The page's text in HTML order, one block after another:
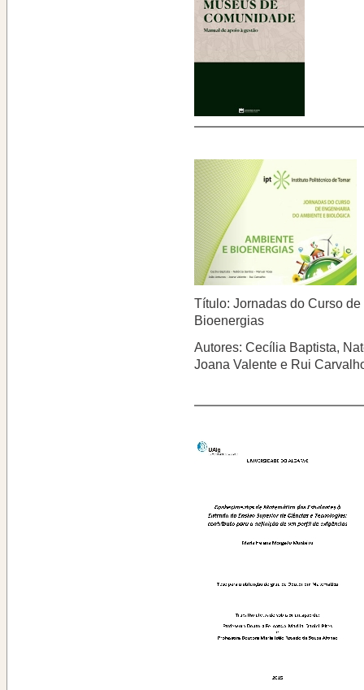
Título: Jornadas do Curso
Bioenergias
Autores: Cecília Baptista,
Joana Valente e Rui